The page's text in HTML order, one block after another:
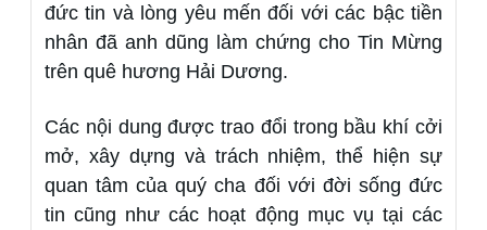
đức tin và lòng yêu mến đối với các bậc tiền
nhân đã anh dũng làm chứng cho Tin Mừng
trên quê hương Hải Dương.
Các nội dung được trao đổi trong bầu khí cởi
mở, xây dựng và trách nhiệm, thể hiện sự
quan tâm của quý cha đối với đời sống đức
tin cũng như các hoạt động mục vụ tại các